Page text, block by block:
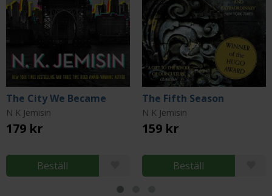
The City We Became
N K Jemisin
179 kr
Beställ
The Fifth Season
N K Jemisin
159 kr
Beställ